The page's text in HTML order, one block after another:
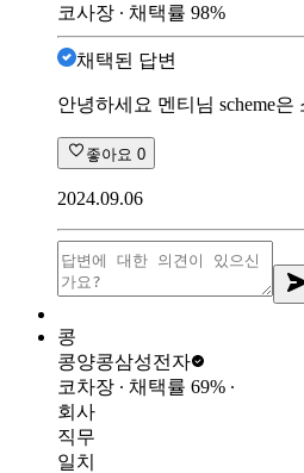
코사장 ∙ 채택률 98%
채택된 답변
안녕하세요 멘티님 scheme
좋아요 0
2024.09.06
콩
콩양콩삼성전자
코차장 ∙ 채택률 69% ∙
회사
직무
일치